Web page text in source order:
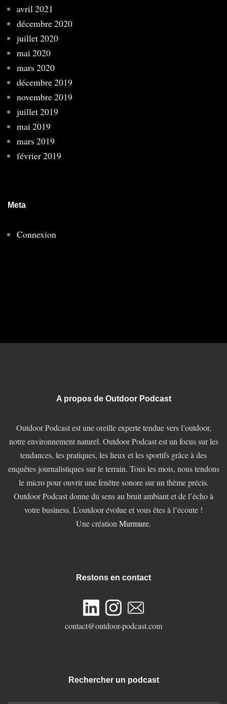
avril 2021
décembre 2020
juillet 2020
mai 2020
mars 2020
décembre 2019
novembre 2019
juillet 2019
mai 2019
mars 2019
février 2019
Meta
Connexion
A propos de Outdoor Podcast
Outdoor Podcast est une oreille experte tendue vers l’outdoor,
notre environnement naturel. Outdoor Podcast est un focus sur les
tendances, les pratiques, les lieux et les sportifs grâce à des
enquêtes journalistiques sur le terrain. Tous les mois, nous tendons
le micro pour ouvrir une fenêtre sonore sur un thème précis.
Outdoor Podcast donne du sens au bruit ambiant et de l’écho à
votre business. L’outdoor évolue et vous êtes à l’écoute !
Une création Murmure.
Restons en contact
contact@outdoor-podcast.com
Rechercher un podcast